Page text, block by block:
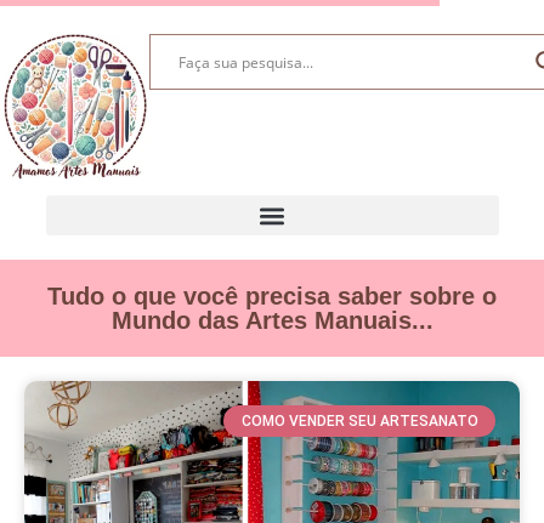
Tudo o que você precisa saber sobre o
Mundo das Artes Manuais...
COMO VENDER SEU ARTESANATO